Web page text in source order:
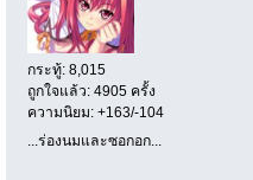
กระทู้: 8,015
ถูกใจแล้ว: 4905 ครั้ง
ความนิยม: +163/-104
...ร่องนมและซอกอก...